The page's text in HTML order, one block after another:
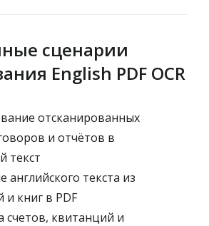
сценарии
English PDF OCR
отсканированных
и отчётов в
текст
английского текста из
и книг в PDF
квитанций и